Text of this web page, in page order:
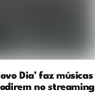
Dia’ faz músicas
no streaming